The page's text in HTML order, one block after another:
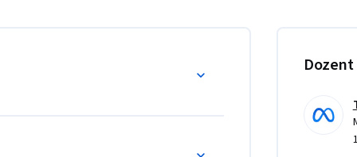
und Verwaltung von Datenbanken.
Anwendungen und
Dozent